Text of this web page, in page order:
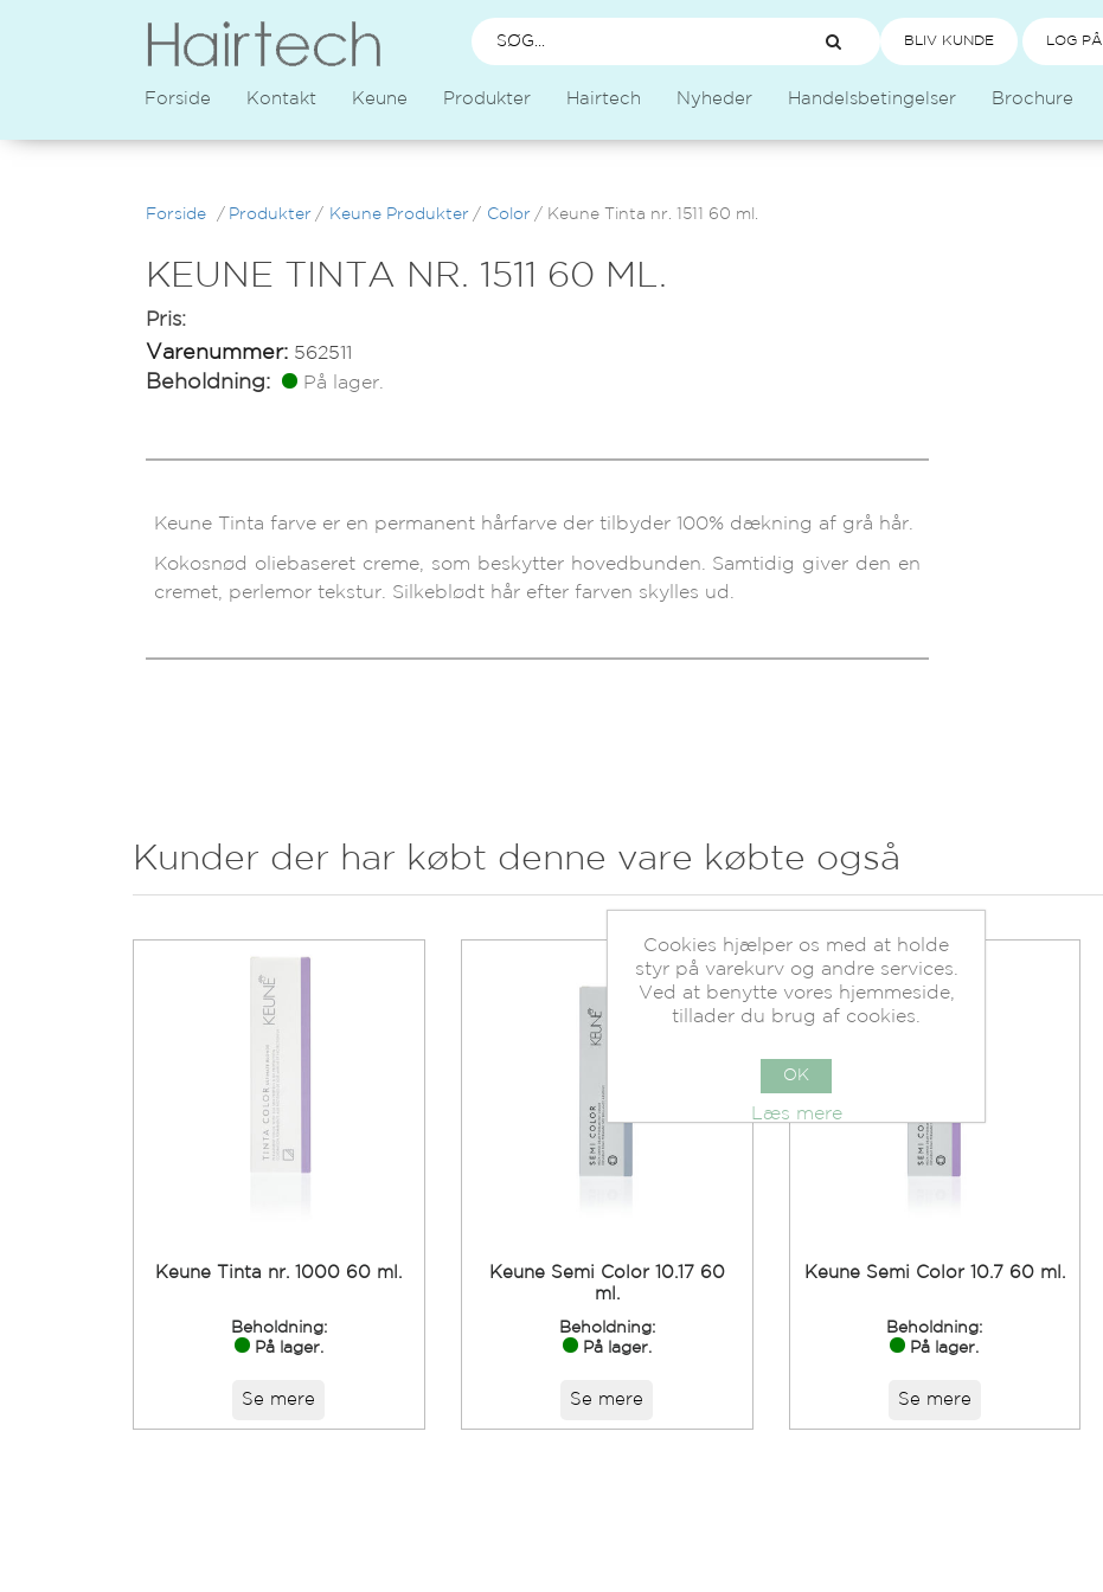
BLIV KUNDE LOG PÅ
Forside Kontakt Keune Produkter Hairtech Nyheder Handelsbetingelser Brochure
Forside / Produkter / Keune Produkter / Color / Keune Tinta nr. 1511 60 ml.
KEUNE TINTA NR. 1511 60 ML.
Pris:
Varenummer: 562511
Beholdning: På lager.
Keune Tinta farve er en permanent hårfarve der tilbyder 100% dækning af grå hår.
Kokosnød oliebaseret creme, som beskytter hovedbunden. Samtidig giver den en
cremet, perlemor tekstur. Silkeblødt hår efter farven skylles ud.
Kunder der har købt denne vare købte også
Keune Tinta nr. 1000 60 ml.
Beholdning:
På lager.
Se mere
Keune Semi Color 10.17 60
ml.
Beholdning:
På lager.
Se mere
Keune Semi Color 10.7 60 ml.
Beholdning:
På lager.
Se mere
Cookies hjælper os med at holde
styr på varekurv og andre services.
Ved at benytte vores hjemmeside,
tillader du brug af cookies.
OK
Læs mere